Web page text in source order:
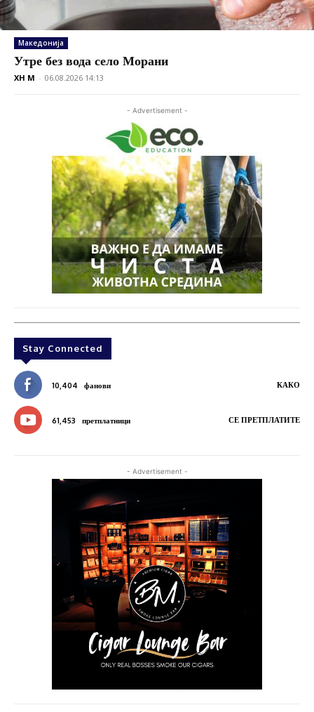
Македонија
Утре без вода село Морани
XH M - 06.08.2026 14:13
- Advertisement -
Stay Connected
10,404 фанови КАКО
61,453 претплатници СЕ ПРЕТПЛАТИТЕ
- Advertisement -